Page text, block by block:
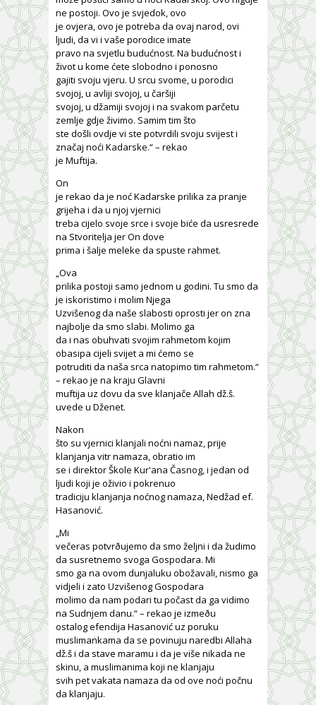
ne postoji. Ovo je svjedok, ovo
je ovjera, ovo je potreba da ovaj narod, ovi
ljudi, da vi i vaše porodice imate
pravo na svjetlu budućnost. Na budućnost i
život u kome ćete slobodno i ponosno
gajiti svoju vjeru. U srcu svome, u porodici
svojoj, u avliji svojoj, u čaršiji
svojoj, u džamiji svojoj i na svakom parčetu
zemlje gdje živimo. Samim tim što
ste došli ovdje vi ste potvrdili svoju svijest i
značaj noći Kadarske.“ – rekao
je Muftija.
On
je rekao da je noć Kadarske prilika za pranje
grijeha i da u njoj vjernici
treba cijelo svoje srce i svoje biće da usresrede
na Stvoritelja jer On dove
prima i šalje meleke da spuste rahmet.
„Ova
prilika postoji samo jednom u godini. Tu smo da
je iskoristimo i molim Njega
Uzvišenog da naše slabosti oprosti jer on zna
najbolje da smo slabi. Molimo ga
da i nas obuhvati svojim rahmetom kojim
obasipa cijeli svijet a mi ćemo se
potruditi da naša srca natopimo tim rahmetom.“
– rekao je na kraju Glavni
muftija uz dovu da sve klanjače Allah dž.š.
uvede u Dženet.
Nakon
što su vjernici klanjali noćni namaz, prije
klanjanja vitr namaza, obratio im
se i direktor Škole Kur'ana Časnog, i jedan od
ljudi koji je oživio i pokrenuo
tradiciju klanjanja noćnog namaza, Nedžad ef.
Hasanović.
„Mi
večeras potvrðujemo da smo željni i da žudimo
da susretnemo svoga Gospodara. Mi
smo ga na ovom dunjaluku obožavali, nismo ga
vidjeli i zato Uzvišenog Gospodara
molimo da nam podari tu počast da ga vidimo
na Sudnjem danu.“ – rekao je izmeðu
ostalog efendija Hasanović uz poruku
muslimankama da se povinuju naredbi Allaha
dž.š i da stave maramu i da je više nikada ne
skinu, a muslimanima koji ne klanjaju
svih pet vakata namaza da od ove noći počnu
da klanjaju.